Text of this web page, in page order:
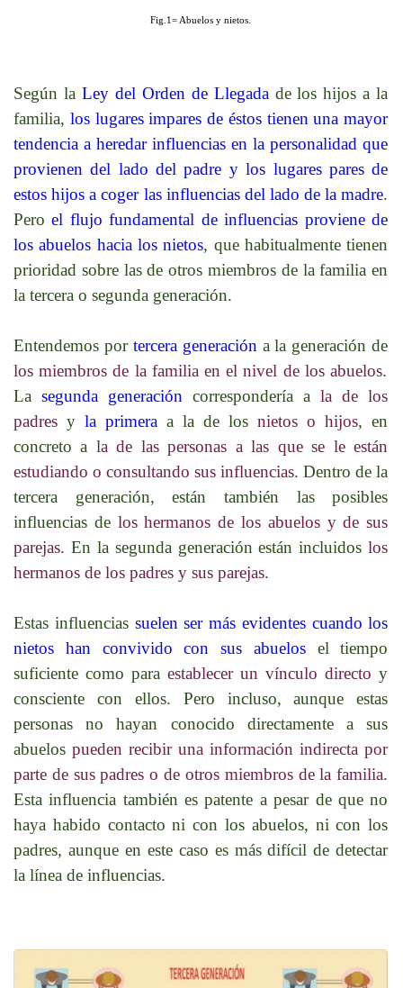
Fig.1= Abuelos y nietos.
Según la Ley del Orden de Llegada de los hijos a la
familia, los lugares impares de éstos tienen una mayor
tendencia a heredar influencias en la personalidad que
provienen del lado del padre y los lugares pares de
estos hijos a coger las influencias del lado de la madre.
Peroel flujo fundamental de influencias proviene de
los abuelos hacia los nietos, que habitualmente tienen
prioridad sobre las de otros miembros de la familia en
la tercera o segunda generación.
Entendemos por tercera generación a la generación de
los miembros de la familia en el nivel de los abuelos.
Lasegunda generación correspondería ala de los
padres yla primera a la de losnietos o hijos, en
concreto a la de las personas a las que se le están
estudiando o consultando sus influencias. Dentro de la
tercera generación, están también las posibles
influencias de los hermanos de los abuelos y de sus
parejas. En la segunda generación están incluidoslos
hermanos de los padres y sus parejas.
Estas influencias suelen ser más evidentes cuando los
nietos han convivido con sus abuelosel tiempo
suficiente como paraestablecer un vínculo directo y
consciente con ellos. Pero incluso, aunque estas
personas no hayan conocido directamente a sus
abuelospueden recibir una información indirecta por
parte de sus padres o de otros miembros de la familia.
Esta influencia también es patente a pesar de que no
haya habido contacto ni con los abuelos, ni con los
padres, aunque en este caso es más difícil de detectar
la línea de influencias.